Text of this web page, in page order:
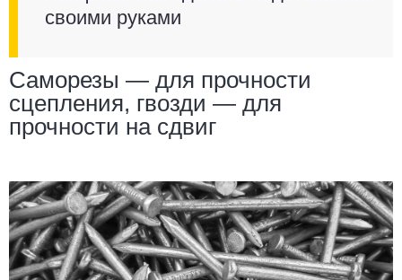
своими руками
Саморезы — для прочности
сцепления, гвозди — для
прочности на сдвиг